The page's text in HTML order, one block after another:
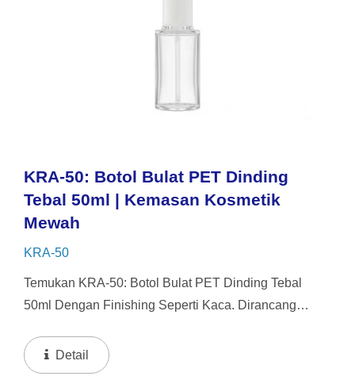
KRA-50: Botol Bulat PET Dinding
Tebal 50ml | Kemasan Kosmetik
Mewah
KRA-50
Temukan KRA-50: Botol Bulat PET Dinding Tebal
50ml Dengan Finishing Seperti Kaca. Dirancang
Tampilan Mewah Dari Kaca Sambil Tetap Tahan
Pecah Dan Ringan...
Detail